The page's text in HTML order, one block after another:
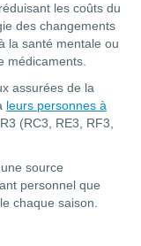
les coûts du
des changements
la santé mentale ou
médicaments.
assurées de la
leurs personnes à
(RC3, RE3, RF3,
source
personnel que
chaque saison.